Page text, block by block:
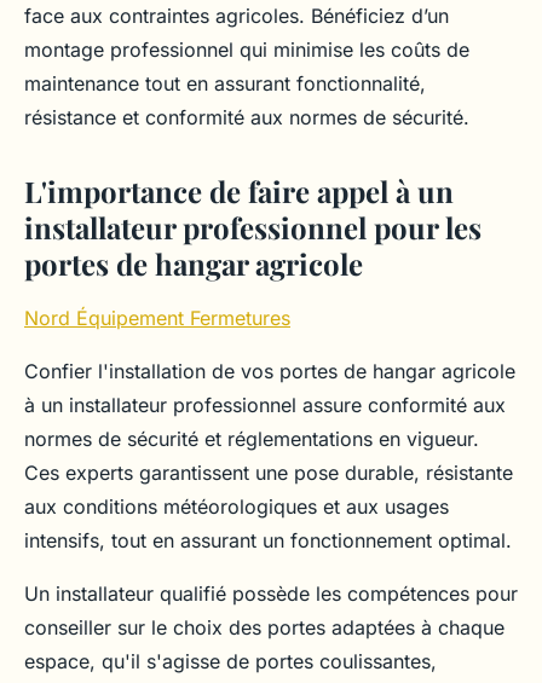
face aux contraintes agricoles. Bénéficiez d’un
montage professionnel qui minimise les coûts de
maintenance tout en assurant fonctionnalité,
résistance et conformité aux normes de sécurité.
L'importance de faire appel à un
installateur professionnel pour les
portes de hangar agricole
Nord Équipement Fermetures
Confier l'installation de vos portes de hangar agricole
à un installateur professionnel assure conformité aux
normes de sécurité et réglementations en vigueur.
Ces experts garantissent une pose durable, résistante
aux conditions météorologiques et aux usages
intensifs, tout en assurant un fonctionnement optimal.
Un installateur qualifié possède les compétences pour
conseiller sur le choix des portes adaptées à chaque
espace, qu'il s'agisse de portes coulissantes,